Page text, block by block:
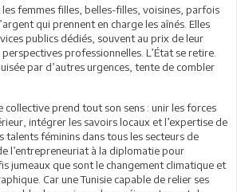
femmes filles, belles-filles, voisines, parfois
qui prennent en charge les aînés. Elles
publics dédiés, souvent au prix de leur
professionnelles. L’État se retire.
par d’autres urgences, tente de combler
collective prend tout son sens : unir les forces
intégrer les savoirs locaux et l’expertise de
talents féminins dans tous les secteurs de
l’entrepreneuriat à la diplomatie pour
jumeaux que sont le changement climatique et
Car une Tunisie capable de relier ses